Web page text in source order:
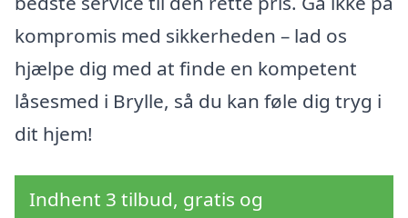
kompromis med sikkerheden – lad os
hjælpe dig med at finde en kompetent
låsesmed i Brylle, så du kan føle dig tryg i
dit hjem!
Indhent 3 tilbud, gratis og